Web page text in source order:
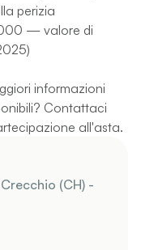
perizia
— valore di
informazioni
Contattaci
all'asta.
(CH) -